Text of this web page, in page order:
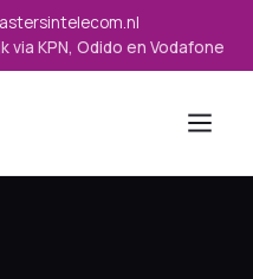
via KPN, Odido en Vodafone